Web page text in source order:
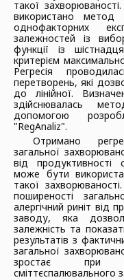
такої
використано метод
однофакторних
залежностей із
функції із
критерієм
Регресія
перетворень, які
до лінійної.
здійснювалась
допомогою
"RegAnaliz".
Отримано
загальної
від продуктивності
може бути
такої
поширеності
алергічний риніт від
заводу, яка
залежність та
результатів з
загальної
зростає при
сміттєспалювального